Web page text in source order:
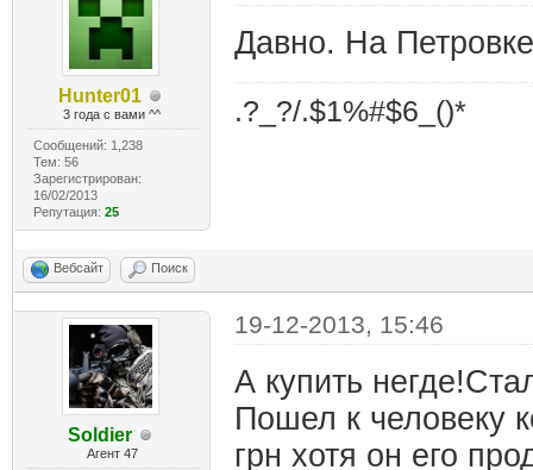
Hunter01
3 года с вами ^^
Сообщений: 1,238
Тем: 56
Зарегистрирован:
16/02/2013
Репутация: 25
Давно. На
.?_?/.$1%#$6_()*
Вебсайт Поиск
Soldier
Агент 47
19-12-2013, 15:46
А купить
Пошел к человеку
грн хотя он его